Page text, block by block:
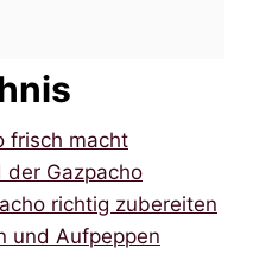
frisch macht
der Gazpacho
richtig zubereiten
und Aufpeppen